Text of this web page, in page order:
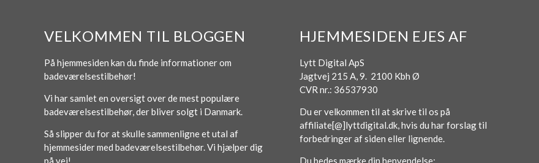
VELKOMMEN TIL BLOGGEN
På hjemmesiden kan du finde informationer om
badeværelsestilbehør!
Vi har samlet en oversigt over de mest populære
badeværelsestilbehør, der bliver solgt i Danmark.
Så slipper du for at skulle sammenligne et utal af
hjemmesider med badeværelsestilbehør. Vi hjælper dig
HJEMMESIDEN EJES AF
Lytt Digital ApS
Jagtvej 215 A, 9. 2100 Kbh Ø
CVR nr.: 36537930
Du er velkommen til at skrive til os på
affiliate[@]lyttdigital.dk, hvis du har forslag til
forbedringer af siden eller lignende.